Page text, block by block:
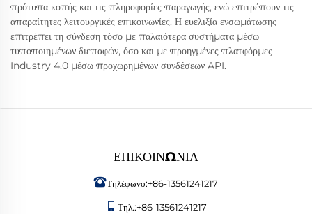
πρότυπα κοπής και τις πληροφορίες παραγωγής, ενώ επιτρέπουν τις
απαραίτητες λειτουργικές επικοινωνίες. Η ευελιξία ενσωμάτωσης
επιτρέπει τη σύνδεση τόσο με παλαιότερα συστήματα μέσω
τυποποιημένων διεπαφών, όσο και με προηγμένες πλατφόρμες
Industry 4.0 μέσω προχωρημένων συνδέσεων API.
ΕΠΙΚΟΙΝΩΝΊΑ
Τηλέφωνο:+86-13561241217
Τηλ.:+86-13561241217